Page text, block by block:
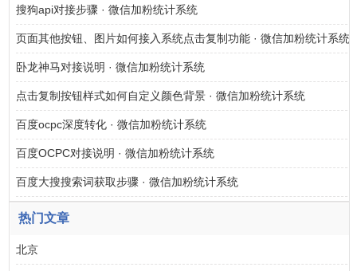
搜狗api对接步骤 · 微信加粉统计系统
页面其他按钮、图片如何接入系统点击复制功能 · 微信加粉统计系统
卧龙神马对接说明 · 微信加粉统计系统
点击复制按钮样式如何自定义颜色背景 · 微信加粉统计系统
百度ocpc深度转化 · 微信加粉统计系统
百度OCPC对接说明 · 微信加粉统计系统
百度大搜搜索词获取步骤 · 微信加粉统计系统
热门文章
北京